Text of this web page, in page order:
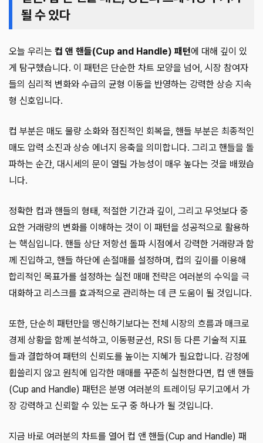
될 수 있다
오늘 우리는 컵 앤 핸들(Cup and Handle) 패턴에 대해 깊이 있
게 탐구했습니다. 이 패턴은 단순한 차트 모양을 넘어, 시장 참여자
들의 심리적 변화와 수급의 균형 이동을 반영하는 강력한 상승 지속
형 신호입니다.
컵 부분은 매도 물량 소화와 점진적인 회복을, 핸들 부분은 최종적인
매도 압력 소진과 상승 에너지 응축을 의미합니다. 그리고 핸들을 돌
파하는 순간, 대시세의 문이 열릴 가능성이 매우 높다는 것을 배웠습
니다.
정확한 컵과 핸들의 형태, 적절한 기간과 깊이, 그리고 무엇보다 중
요한 거래량의 변화를 이해하는 것이 이 패턴을 성공적으로 활용하
는 핵심입니다. 핸들 상단 저항선 돌파 시점에서 강력한 거래량과 함
께 진입하고, 핸들 하단에 손절매를 설정하며, 컵의 깊이를 이용해
합리적인 목표가를 설정하는 실전 매매 전략은 여러분의 수익을 극
대화하고 리스크를 효과적으로 관리하는 데 큰 도움이 될 것입니다.
또한, 단순히 패턴만을 맹신하기보다는 전체 시장의 흐름과 매크로
경제 상황을 함께 분석하고, 이동평균선, RSI 등 다른 기술적 지표
들과 결합하여 패턴의 신뢰도를 높이는 지혜가 필요합니다. 감정에
휩쓸리지 않고 원칙에 입각한 매매를 꾸준히 실천한다면, 컵 앤 핸들
(Cup and Handle) 패턴은 분명 여러분의 트레이딩 무기고에서 가
장 강력하고 신뢰할 수 있는 도구 중 하나가 될 것입니다.
지금 바로 여러분의 차트를 열어 컵 앤 핸들(Cup and Handle) 패